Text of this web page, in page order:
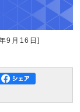
9月16日]